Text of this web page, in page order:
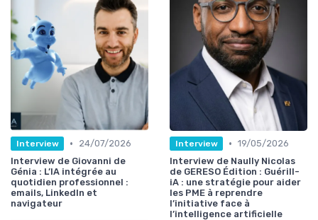
Interview •
24/07/2026
Interview de Giovanni de
Génia : L’IA intégrée au
quotidien professionnel :
emails, LinkedIn et
navigateur
Interview • 19/05/2026
Interview de Naully Nicolas
de GERESO Édition : Guérill-
iA : une stratégie pour aider
les PME à reprendre
l’initiative face à
l’intelligence artificielle